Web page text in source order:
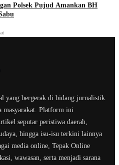
Polsek Pujud Amankan BH
yang bergerak di bidang jurnalistik
masyarakat. Platform ini
seputar peristiwa daerah,
hingga isu-isu terkini lainnya
media online, Tepak Online
wawasan, serta menjadi sarana